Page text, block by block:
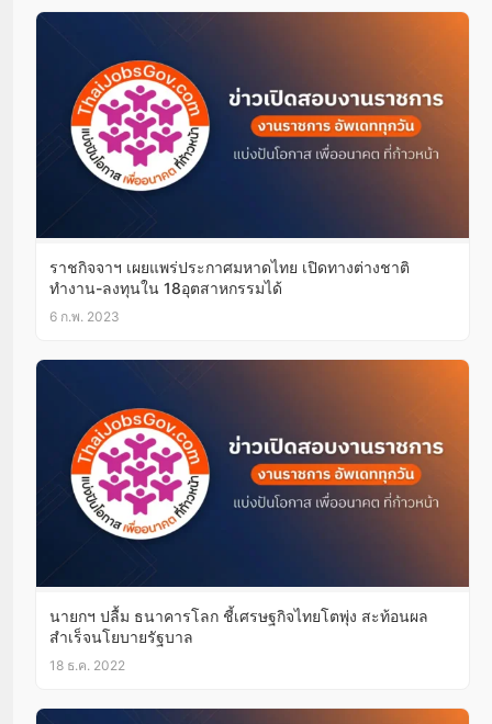
ราชกิจจาฯ เผยแพร่ประกาศมหาดไทย เปิดทางต่างชาติ
ทำงาน-ลงทุนใน 18อุตสาหกรรมได้
6 ก.พ. 2023
นายกฯ ปลื้ม ธนาคารโลก ชี้เศรษฐกิจไทยโตพุ่ง สะท้อนผล
สำเร็จนโยบายรัฐบาล
18 ธ.ค. 2022